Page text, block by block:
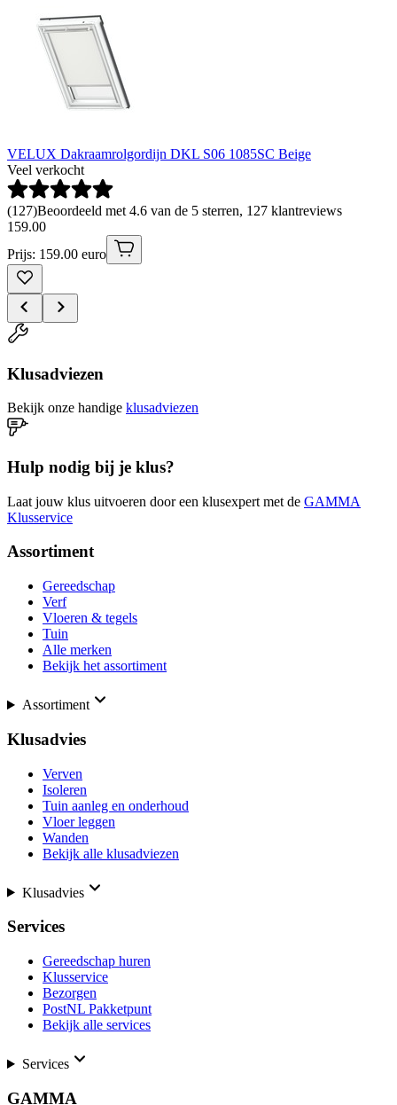
VELUX Dakraamrolgordijn DKL S06 1085SC Beige
Veel verkocht
(127)Beoordeeld met 4.6 van de 5 sterren, 127 klantreviews
159.00
Prijs: 159.00 euro
Klusadviezen
Bekijk onze handige klusadviezen
Hulp nodig bij je klus?
Laat jouw klus uitvoeren door een klusexpert met de GAMMA
Klusservice
Assortiment
Gereedschap
Verf
Vloeren & tegels
Tuin
Alle merken
Bekijk het assortiment
Assortiment
Klusadvies
Verven
Isoleren
Tuin aanleg en onderhoud
Vloer leggen
Wanden
Bekijk alle klusadviezen
Klusadvies
Services
Gereedschap huren
Klusservice
Bezorgen
PostNL Pakketpunt
Bekijk alle services
Services
GAMMA